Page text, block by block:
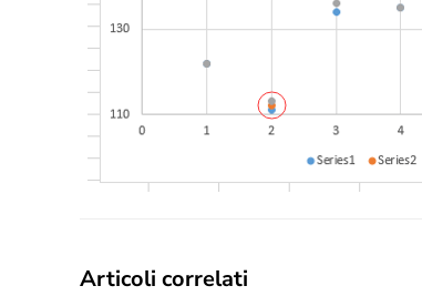
Articoli correlati